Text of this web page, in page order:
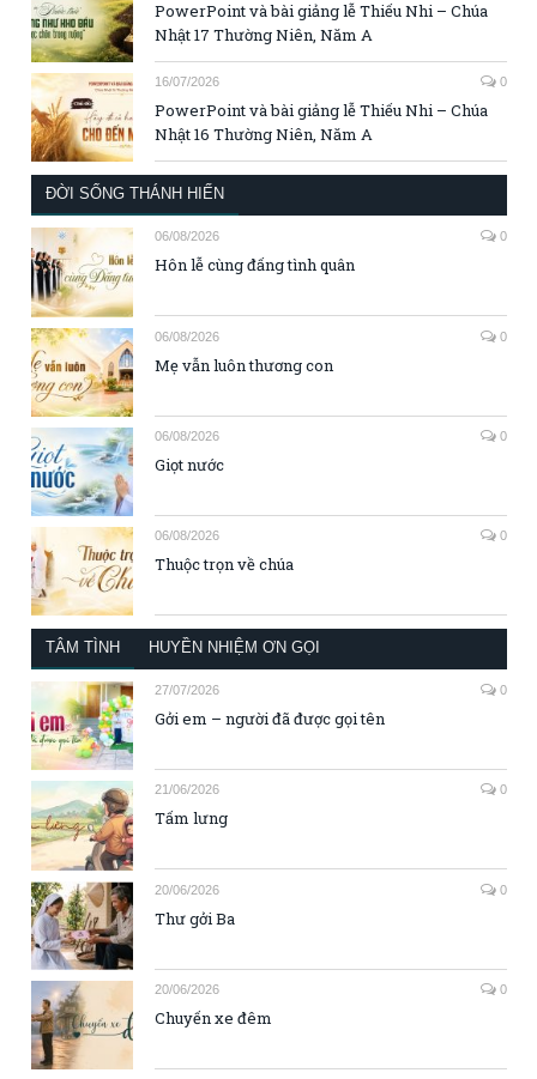
PowerPoint và bài giảng lễ Thiếu Nhi – Chúa
Nhật 17 Thường Niên, Năm A
16/07/2026 0
PowerPoint và bài giảng lễ Thiếu Nhi – Chúa
Nhật 16 Thường Niên, Năm A
ĐỜI SỐNG THÁNH HIẾN
06/08/2026 0
Hôn lễ cùng đấng tình quân
06/08/2026 0
Mẹ vẫn luôn thương con
06/08/2026 0
Giọt nước
06/08/2026 0
Thuộc trọn về chúa
TÂM TÌNH HUYỀN NHIỆM ƠN GỌI
27/07/2026 0
Gởi em – người đã được gọi tên
21/06/2026 0
Tấm lưng
20/06/2026 0
Thư gởi Ba
20/06/2026 0
Chuyến xe đêm